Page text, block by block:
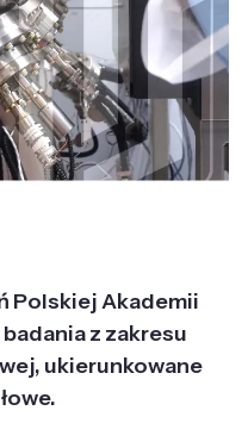
Polskiej Akademii
z zakresu
ukierunkowane